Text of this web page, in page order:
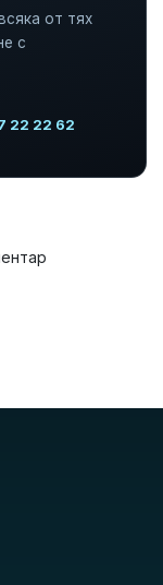
от тях
с
22 22 62